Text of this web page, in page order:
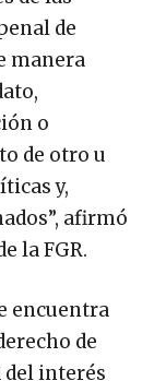
de
manera
o
de otro u
y,
afirmó
la FGR.
encuentra
de
interés